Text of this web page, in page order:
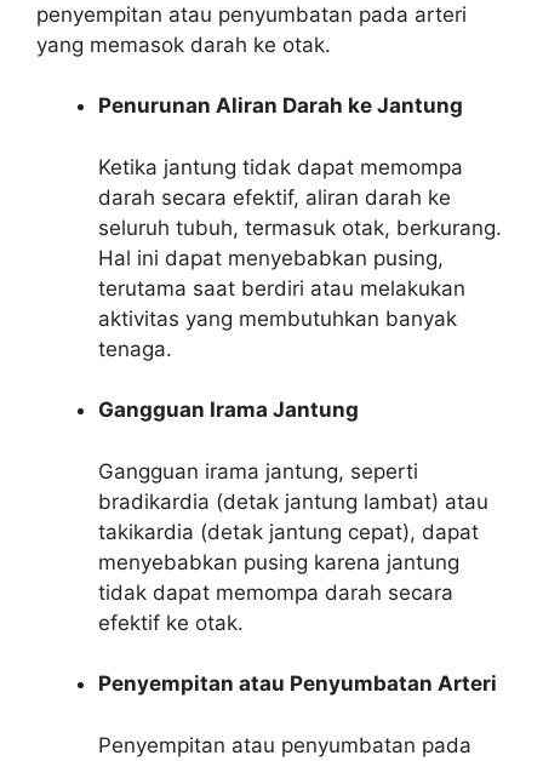
penyempitan atau penyumbatan pada arteri
yang memasok darah ke otak.
Penurunan Aliran Darah ke Jantung
Ketika jantung tidak dapat memompa
darah secara efektif, aliran darah ke
seluruh tubuh, termasuk otak, berkurang.
Hal ini dapat menyebabkan pusing,
terutama saat berdiri atau melakukan
aktivitas yang membutuhkan banyak
tenaga.
Gangguan Irama Jantung
Gangguan irama jantung, seperti
bradikardia (detak jantung lambat) atau
takikardia (detak jantung cepat), dapat
menyebabkan pusing karena jantung
tidak dapat memompa darah secara
efektif ke otak.
Penyempitan atau Penyumbatan Arteri
Penyempitan atau penyumbatan pada